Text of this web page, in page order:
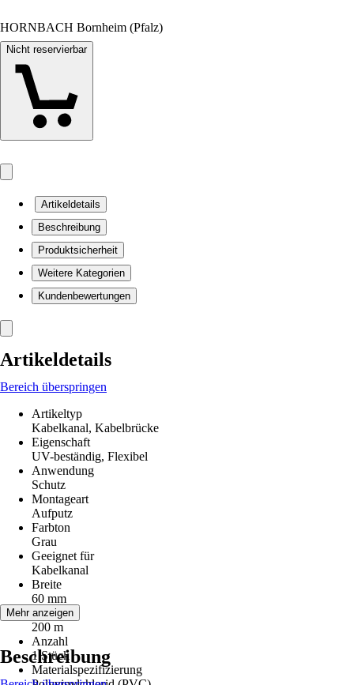
HORNBACH Bornheim (Pfalz)
Nicht reservierbar
Artikeldetails
Beschreibung
Produktsicherheit
Weitere Kategorien
Kundenbewertungen
Artikeldetails
Bereich überspringen
Artikeltyp
Kabelkanal, Kabelbrücke
Eigenschaft
UV-beständig, Flexibel
Anwendung
Schutz
Montageart
Aufputz
Farbton
Grau
Geeignet für
Kabelkanal
Breite
60 mm
Länge
200 m
Anzahl
1 Stück
Materialspezifizierung
Mehr anzeigen
Beschreibung